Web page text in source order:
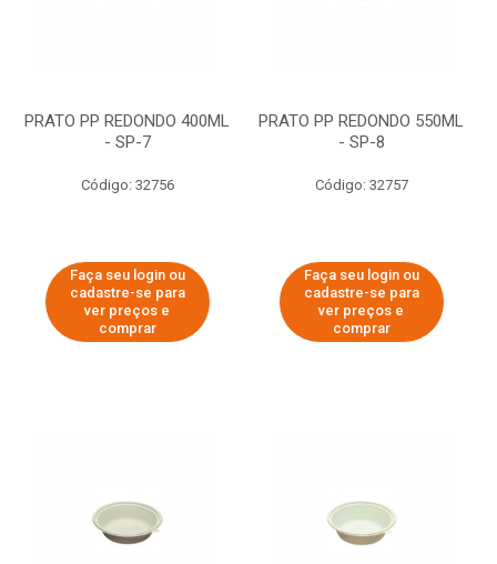
PRATO PP REDONDO 400ML
- SP-7
Código: 32756
Faça seu login ou
cadastre-se para
ver preços e
comprar
PRATO PP REDONDO 550ML
- SP-8
Código: 32757
Faça seu login ou
cadastre-se para
ver preços e
comprar